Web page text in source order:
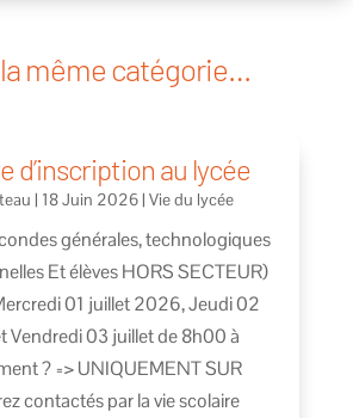
la même catégorie…
d’inscription au lycée
| 18 Juin 2026| Vie du lycée
générales, technologiques
Et élèves HORS SECTEUR)
01 juillet 2026, Jeudi 02
Vendredi 03 juillet de 8h00 à
? => UNIQUEMENT SUR
contactés par la vie scolaire